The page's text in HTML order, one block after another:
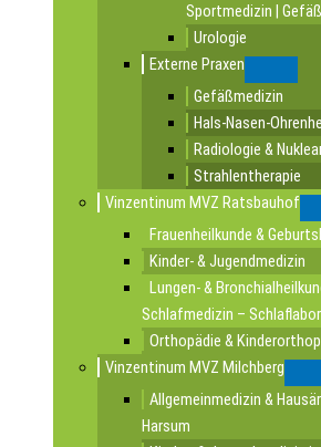
Sportmedizin |
Urologie
Externe Praxen
Gefäßmedizin
Hals-Nasen-
Radiologie &
Strahlentherapie
Vinzentinum MVZ Ratsbauhof
Frauenheilkunde &
Kinder- & Jugendmedizin
Lungen- &
Schlafmedizin – Schlaflabor
Orthopädie &
Vinzentinum MVZ Milchberg
Allgemeinmedizin &
Harsum